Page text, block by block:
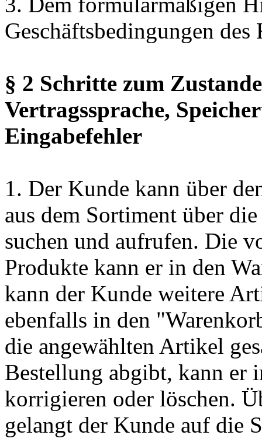
Geschäftsbedingungen
§ 2 Schritte zum
Vertragssprache,
Eingabefehler
1. Der Kunde kann über
aus dem Sortiment über
suchen und aufrufen. Die
Produkte kann er in den
kann der Kunde weitere
ebenfalls in den
die angewählten Artikel
Bestellung abgibt, kann er
korrigieren oder löschen.
gelangt der Kunde auf die